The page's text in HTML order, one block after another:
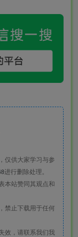
仅供大家学习与参
进行删除处理。
本站赞同其观点和
禁止下载用于任何
效，请联系我们我